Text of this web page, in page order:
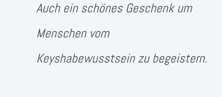
Auch ein schönes Geschenk um
Menschen vom
Keyshabewusstsein zu begeistern.